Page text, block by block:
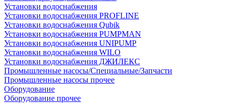
Установки водоснабжения
Установки водоснабжения PROFLINE
Установки водоснабжения Qubik
Установки водоснабжения PUMPMAN
Установки водоснабжения UNIPUMP
Установки водоснабжения WILO
Установки водоснабжения ДЖИЛЕКС
Промышленные насосы/Специальные/Запчасти
Промышленные насосы прочее
Оборудование
Оборудование прочее